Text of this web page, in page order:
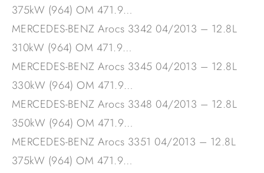
375kW (964) OM 471.9…
MERCEDES-BENZ Arocs 3342 04/2013 – 12.8L
310kW (964) OM 471.9…
MERCEDES-BENZ Arocs 3345 04/2013 – 12.8L
330kW (964) OM 471.9…
MERCEDES-BENZ Arocs 3348 04/2013 – 12.8L
350kW (964) OM 471.9…
MERCEDES-BENZ Arocs 3351 04/2013 – 12.8L
375kW (964) OM 471.9…